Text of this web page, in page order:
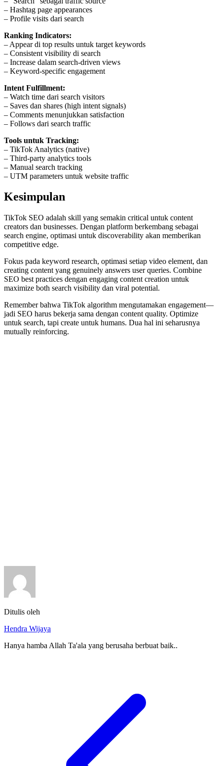
– Hashtag page appearances
– Profile visits dari search
Ranking Indicators:
– Appear di top results untuk target keywords
– Consistent visibility di search
– Increase dalam search-driven views
– Keyword-specific engagement
Intent Fulfillment:
– Watch time dari search visitors
– Saves dan shares (high intent signals)
– Comments menunjukkan satisfaction
– Follows dari search traffic
Tools untuk Tracking:
– TikTok Analytics (native)
– Third-party analytics tools
– Manual search tracking
– UTM parameters untuk website traffic
Kesimpulan
TikTok SEO adalah skill yang semakin critical untuk content
creators dan businesses. Dengan platform berkembang sebagai
search engine, optimasi untuk discoverability akan memberikan
competitive edge.
Fokus pada keyword research, optimasi setiap video element, dan
creating content yang genuinely answers user queries. Combine
SEO best practices dengan engaging content creation untuk
maximize both search visibility dan viral potential.
Remember bahwa TikTok algorithm mengutamakan engagement—
jadi SEO harus bekerja sama dengan content quality. Optimize
untuk search, tapi create untuk humans. Dua hal ini seharusnya
mutually reinforcing.
Ditulis oleh
Hendra Wijaya
Hanya hamba Allah Ta'ala yang berusaha berbuat baik..